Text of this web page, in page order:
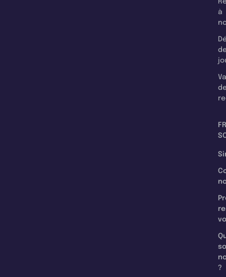
à
?